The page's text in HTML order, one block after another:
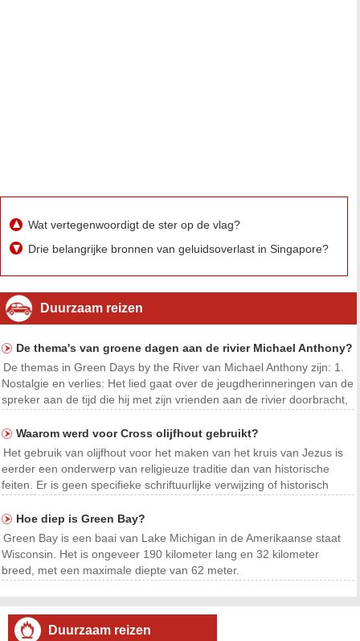
Wat vertegenwoordigt de ster op de vlag?
Drie belangrijke bronnen van geluidsoverlast in Singapore?
Duurzaam reizen
De thema's van groene dagen aan de rivier Michael Anthony?
De themas in Green Days by the River van Michael Anthony zijn: 1.
Nostalgie en verlies: Het lied gaat over de jeugdherinneringen van de
spreker aan de tijd die hij met zijn vrienden aan de rivier doorbracht,
heimwee uit naar de eenvo
Waarom werd voor Cross olijfhout gebruikt?
Het gebruik van olijfhout voor het maken van het kruis van Jezus is
eerder een onderwerp van religieuze traditie dan van historische
feiten. Er is geen specifieke schriftuurlijke verwijzing of historisch
De Evangeliën vermeld
Hoe diep is Green Bay?
Green Bay is een baai van Lake Michigan in de Amerikaanse staat
Wisconsin. Het is ongeveer 190 kilometer lang en 32 kilometer
breed, met een maximale diepte van 62 meter.
Duurzaam reizen